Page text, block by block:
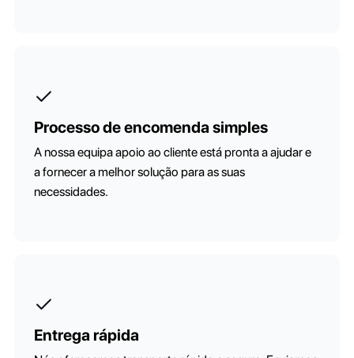
Processo de encomenda simples
A nossa equipa apoio ao cliente está pronta a ajudar e
a fornecer a melhor solução para as suas
necessidades.
Entrega rápida